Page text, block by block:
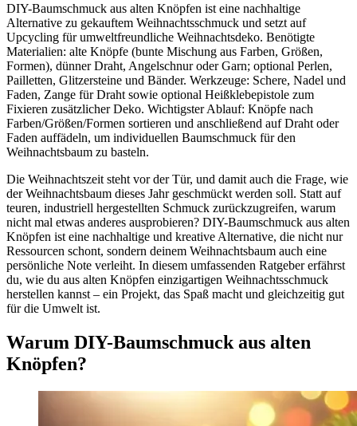
DIY-Baumschmuck aus alten Knöpfen ist eine nachhaltige
Alternative zu gekauftem Weihnachtsschmuck und setzt auf
Upcycling für umweltfreundliche Weihnachtsdeko. Benötigte
Materialien: alte Knöpfe (bunte Mischung aus Farben, Größen,
Formen), dünner Draht, Angelschnur oder Garn; optional Perlen,
Pailletten, Glitzersteine und Bänder. Werkzeuge: Schere, Nadel und
Faden, Zange für Draht sowie optional Heißklebepistole zum
Fixieren zusätzlicher Deko. Wichtigster Ablauf: Knöpfe nach
Farben/Größen/Formen sortieren und anschließend auf Draht oder
Faden auffädeln, um individuellen Baumschmuck für den
Weihnachtsbaum zu basteln.
Die Weihnachtszeit steht vor der Tür, und damit auch die Frage, wie
der Weihnachtsbaum dieses Jahr geschmückt werden soll. Statt auf
teuren, industriell hergestellten Schmuck zurückzugreifen, warum
nicht mal etwas anderes ausprobieren? DIY-Baumschmuck aus alten
Knöpfen ist eine nachhaltige und kreative Alternative, die nicht nur
Ressourcen schont, sondern deinem Weihnachtsbaum auch eine
persönliche Note verleiht. In diesem umfassenden Ratgeber erfährst
du, wie du aus alten Knöpfen einzigartigen Weihnachtsschmuck
herstellen kannst – ein Projekt, das Spaß macht und gleichzeitig gut
für die Umwelt ist.
Warum DIY-Baumschmuck aus alten
Knöpfen?